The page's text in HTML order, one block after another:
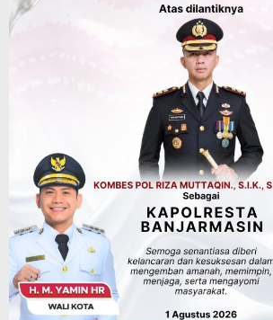
Hari Pramuka ke-65,
Banjarmasin Ziarah ke
Antasari dan Gelar Ulang
Advertorial Dinas Kehutanan Kalsel
Api Sempat Berkobar,
Tahura Sultan Adam
Dikendalikan
Agustus 8, 2026